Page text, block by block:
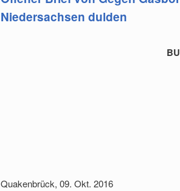
Niedersachsen dulden
Quakenbrück, 09. Okt. 2016